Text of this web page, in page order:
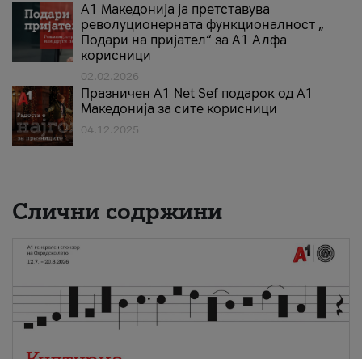
А1 Македонија ја претставува
револуционерната функционалност „
Подари на пријател“ за А1 Алфа
корисници
02.02.2026
Празничен A1 Net Sеf подарок од А1
Македонија за сите корисници
04.12.2025
Слични содржини